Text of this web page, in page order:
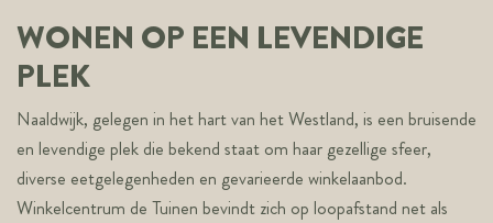
WONEN OP EEN LEVENDIGE
PLEK
Naaldwijk, gelegen in het hart van het Westland, is een bruisende
en levendige plek die bekend staat om haar gezellige sfeer,
diverse eetgelegenheden en gevarieerde winkelaanbod.
Winkelcentrum de Tuinen bevindt zich op loopafstand net als